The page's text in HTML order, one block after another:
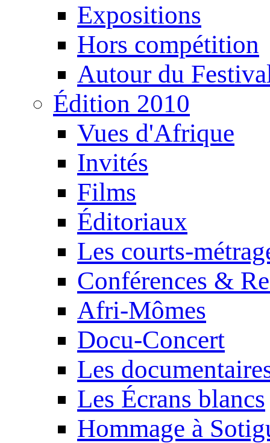
Expositions
Hors compétition
Autour du
Édition 2010
Vues d'Afrique
Invités
Films
Éditoriaux
Les courts-
Conférences &
Afri-Mômes
Docu-Concert
Les
Les Écrans blancs
Hommage à